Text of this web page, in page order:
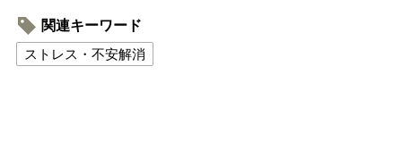
関連キーワード
ストレス・不安解消